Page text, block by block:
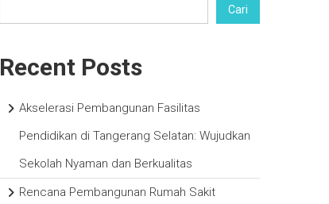
Cari
Recent Posts
Akselerasi Pembangunan Fasilitas
Pendidikan di Tangerang Selatan: Wujudkan
Sekolah Nyaman dan Berkualitas
Rencana Pembangunan Rumah Sakit